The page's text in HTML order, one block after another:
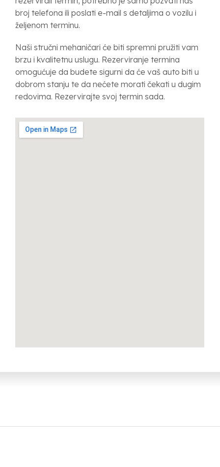
broj telefona ili poslati e-mail s detaljima o vozilu i
željenom terminu.
Naši stručni mehaničari će biti spremni pružiti vam
brzu i kvalitetnu uslugu. Rezerviranje termina
omogućuje da budete sigurni da će vaš auto biti u
dobrom stanju te da nećete morati čekati u dugim
redovima. Rezervirajte svoj termin sada.